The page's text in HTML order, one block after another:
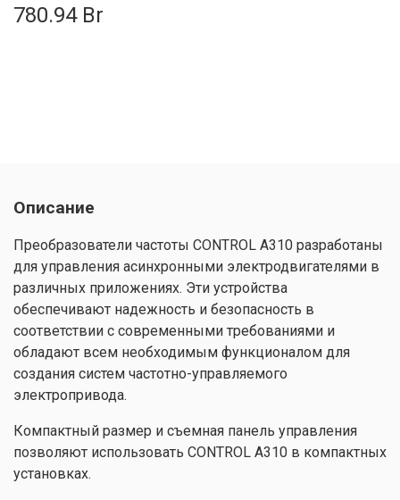
780.94 Br
Описание
Преобразователи частоты CONTROL A310 разработаны
для управления асинхронными электродвигателями в
различных приложениях. Эти устройства
обеспечивают надежность и безопасность в
соответствии с современными требованиями и
обладают всем необходимым функционалом для
создания систем частотно-управляемого
электропривода.
Компактный размер и съемная панель управления
позволяют использовать CONTROL A310 в компактных
установках.